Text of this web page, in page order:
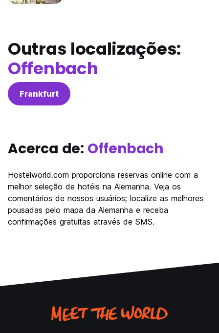
Outras localizações:
Offenbach
Frankfurt
Acerca de: Offenbach
Hostelworld.com proporciona reservas online com a
melhor seleção de hotéis na Alemanha. Veja os
comentários de nossos usuários; localize as melhores
pousadas pelo mapa da Alemanha e receba
confirmações gratuitas através de SMS.